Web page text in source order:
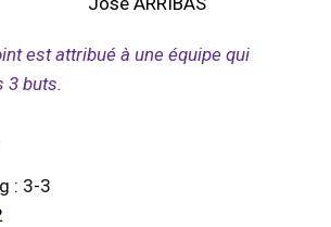
est attribué à une équipe qui
3 buts.
: 3-3